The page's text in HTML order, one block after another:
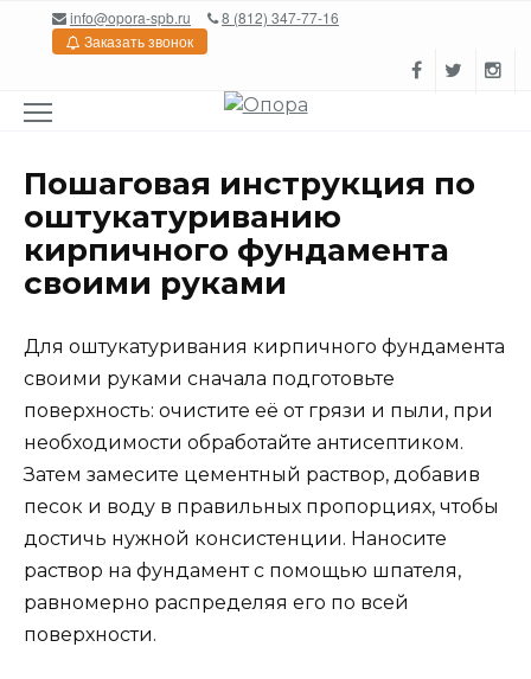
Перейтиinfo@opora-spb.ru
8 (812) 347-77-16
Заказать звонок
Пошаговая инструкция по
оштукатуриванию
кирпичного фундамента
своими руками
Для оштукатуривания кирпичного фундамента
своими руками сначала подготовьте
поверхность: очистите её от грязи и пыли, при
необходимости обработайте антисептиком.
Затем замесите цементный раствор, добавив
песок и воду в правильных пропорциях, чтобы
достичь нужной консистенции. Наносите
раствор на фундамент с помощью шпателя,
равномерно распределяя его по всей
поверхности.